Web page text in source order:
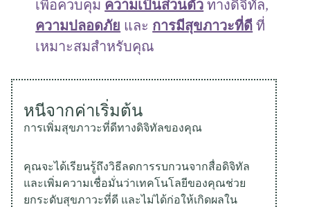
เพื่อควบคุม ความเป็นส่วนตัวทางดิจิทัล,
ความปลอดภัย และ การมีสุขภาวะที่ดีที่
เหมาะสมสำหรับคุณ
หนีจากค่าเริ่มต้น
การเพิ่มสุขภาวะที่ดีทางดิจิทัลของคุณ
คุณจะได้เรียนรู้ถึงวิธีลดการรบกวนจากสื่อดิจิทัล
และเพิ่มความเชื่อมั่นว่าเทคโนโลยีของคุณช่วย
ยกระดับสุขภาวะที่ดี และไม่ได้ก่อให้เกิดผลใน